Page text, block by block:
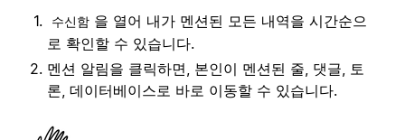
수신함 을 열어 내가 멘션된 모든 내역을 시간순으
로 확인할 수 있습니다.
멘션 알림을 클릭하면, 본인이 멘션된 줄, 댓글, 토
론, 데이터베이스로 바로 이동할 수 있습니다.